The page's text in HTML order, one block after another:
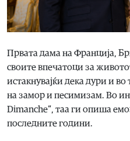
Првата дама на Франција,
своите впечатоци за
истакнувајќи дека дури и
на замор и песимизам. Во
Dimanche“, таа ги опиша
последните години.